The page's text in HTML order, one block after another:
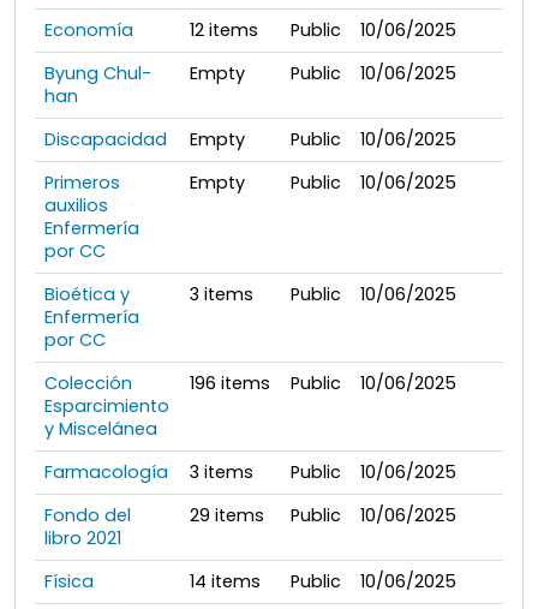
Economía 12 items Public
10/06/2025
Byung Chul-
han
Empty Public 10/06/2025
Discapacidad Empty Public
10/06/2025
Primeros
auxilios
Enfermería
por CC
Empty Public 10/06/2025
Bioética y
Enfermería
por CC
3 items Public 10/06/2025
Colección
Esparcimiento
y Miscelánea
196 items Public 10/06/2025
Farmacología 3 items Public
10/06/2025
Fondo del
libro 2021
29 items Public 10/06/2025
Física 14 items Public
10/06/2025